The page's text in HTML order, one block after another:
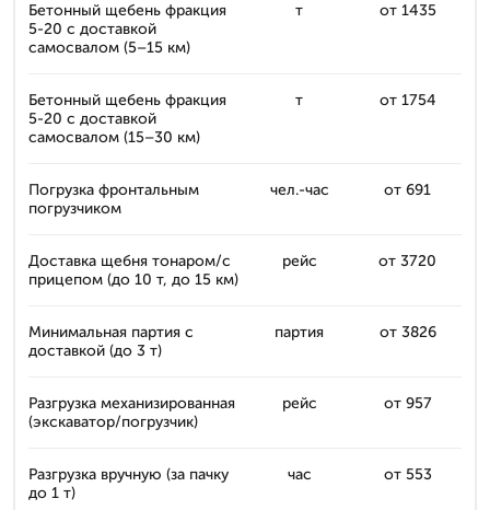
Бетонный щебень фракция
5-20 с доставкой
самосвалом (5–15 км)
т от 1435
Бетонный щебень фракция
5-20 с доставкой
самосвалом (15–30 км)
т от 1754
Погрузка фронтальным
погрузчиком
чел.-час от 691
Доставка щебня тонаром/с
прицепом (до 10 т, до 15 км)
рейс от 3720
Минимальная партия с
доставкой (до 3 т)
партия от 3826
Разгрузка механизированная
(экскаватор/погрузчик)
рейс от 957
Разгрузка вручную (за пачку
до 1 т)
час от 553